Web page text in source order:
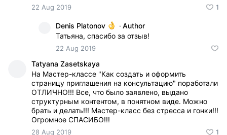
22 Aug 2019 1
Denis Platonov · Author
Татьяна, спасибо за отзыв!
22 Aug 2019
Tatyana Zasetskaya
На Мастер-классе "Как создать и оформить
страницу приглашения на консультацию" поработали
ОТЛИЧНО!!! Все, что было заявлено, выдано
структурным контентом, в понятном виде. Можно
брать и делать!!! Мастер-класс без стресса и гонки!!!
Огромное СПАСИБО!!!
28 Aug 2019 1